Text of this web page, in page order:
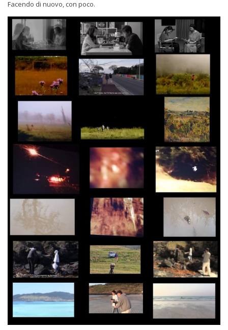
Facendo di nuovo, con poco.